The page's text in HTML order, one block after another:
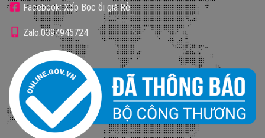
Facebook: Xốp Bọc ổi giá Rẻ
Zalo:0394945724